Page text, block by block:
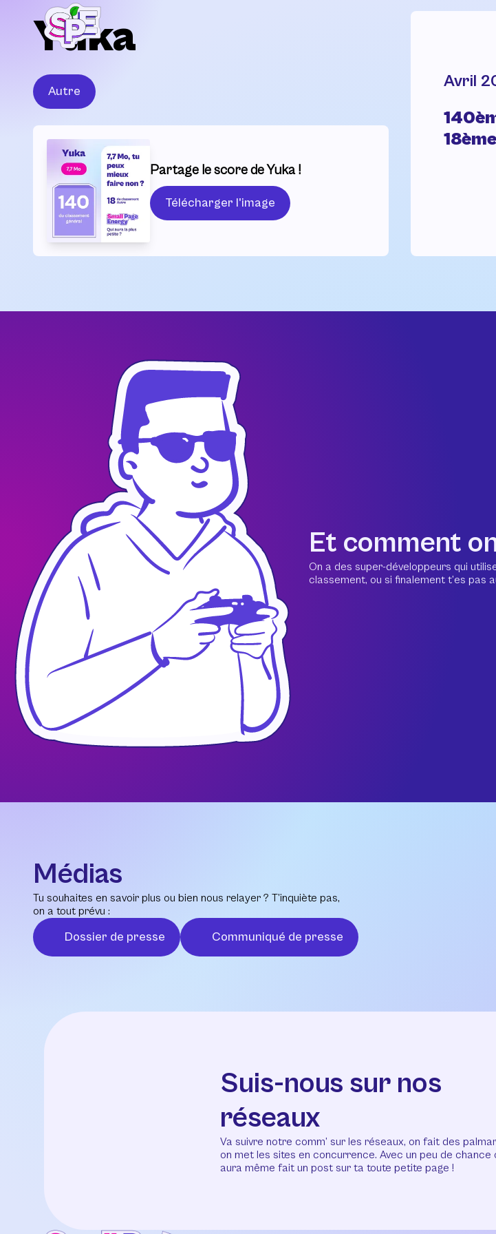
Yuka
Autre
Partage le score de Yuka !
Télécharger l'image
Avril
18ème
Et comment
On a des super-développeurs qui
classement, ou si finalement t’es pas
Médias
Tu souhaites en savoir plus ou bien nous relayer ? T’inquiète pas,
on a tout prévu :
Dossier de presse Communiqué de presse
Suis-nous sur nos
réseaux
Va suivre notre comm’ sur les réseaux, on fait des
on met les sites en concurrence. Avec un peu de chance
aura même fait un post sur ta toute petite page !